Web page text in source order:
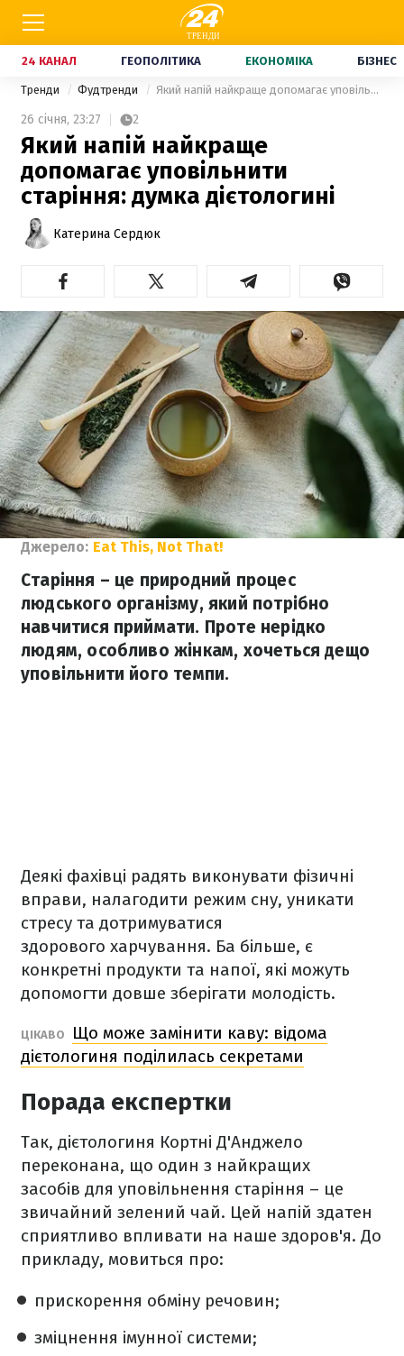
24 КАНАЛ ГЕОПОЛІТИКА ЕКОНОМІКА БІЗНЕС
Тренди Фудтренди Який напій найкраще допомагає уповільнити старіння: думка дієтологині
26 січня, 23:27 2
Який напій найкраще
допомагає уповільнити
старіння: думка дієтологині
Катерина Сердюк
Джерело: Eat This, Not That!
Старіння – це природний процес
людського організму, який потрібно
навчитися приймати. Проте нерідко
людям, особливо жінкам, хочеться дещо
уповільнити його темпи.
Деякі фахівці радять виконувати фізичні
вправи, налагодити режим сну, уникати
стресу та дотримуватися
здорового харчування. Ба більше, є
конкретні продукти та напої, які можуть
допомогти довше зберігати молодість.
ЦІКАВО
Що може замінити каву: відома
дієтологиня поділилась секретами
Порада експертки
Так, дієтологиня Кортні Д'Анджело
переконана, що один з найкращих
засобів для уповільнення старіння – це
звичайний зелений чай. Цей напій здатен
сприятливо впливати на наше здоров'я. До
прикладу, мовиться про:
прискорення обміну речовин;
зміцнення імунної системи;